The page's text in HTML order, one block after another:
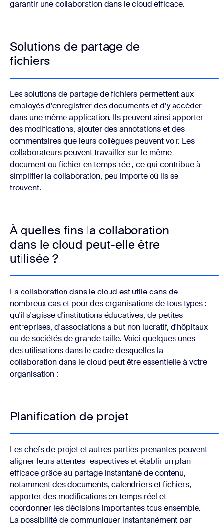
garantir une collaboration dans le cloud efficace.
Solutions de partage de
fichiers
Les solutions de partage de fichiers permettent aux
employés d’enregistrer des documents et d’y accéder
dans une même application. Ils peuvent ainsi apporter
des modifications, ajouter des annotations et des
commentaires que leurs collègues peuvent voir. Les
collaborateurs peuvent travailler sur le même
document ou fichier en temps réel, ce qui contribue à
simplifier la collaboration, peu importe où ils se
trouvent.
À quelles fins la collaboration
dans le cloud peut-elle être
utilisée ?
La collaboration dans le cloud est utile dans de
nombreux cas et pour des organisations de tous types :
qu'il s'agisse d'institutions éducatives, de petites
entreprises, d'associations à but non lucratif, d'hôpitaux
ou de sociétés de grande taille. Voici quelques unes
des utilisations dans le cadre desquelles la
collaboration dans le cloud peut être essentielle à votre
organisation :
Planification de projet
Les chefs de projet et autres parties prenantes peuvent
aligner leurs attentes respectives et établir un plan
efficace grâce au partage instantané de contenu,
notamment des documents, calendriers et fichiers,
apporter des modifications en temps réel et
coordonner les décisions importantes tous ensemble.
La possibilité de communiquer instantanément par